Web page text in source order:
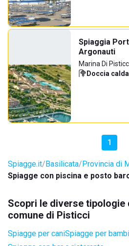
Spiaggia
Argonauti
Marina Di
Doccia calda
1
Spiagge.it Basilicata Provincia di
Spiagge con piscina e posto
Scopri le diverse tipologie
comune di Pisticci
Spiagge per caniSpiagge per